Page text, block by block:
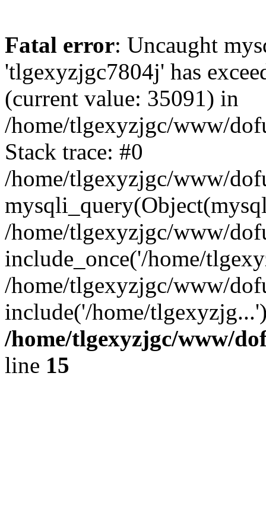
Fatal error: Uncaught
'tlgexyzjgc7804j' has
(current value: 35091) in
/home/tlgexyzjgc/www/
Stack trace: #0
/home/tlgexyzjgc/www/
/home/tlgexyzjgc/www/
include_once('/home/
/home/tlgexyzjgc/www/
include('/home/
/home/tlgexyzjgc/www/
line 15